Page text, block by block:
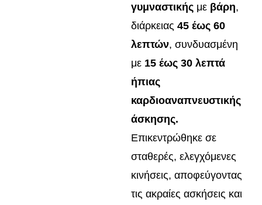
γυμναστικής με βάρη,
διάρκειας 45 έως 60
λεπτών, συνδυασμένη
με 15 έως 30 λεπτά
ήπιας
καρδιοαναπνευστικής
άσκησης.
Επικεντρώθηκε σε
σταθερές, ελεγχόμενες
κινήσεις, αποφεύγοντας
τις ακραίες ασκήσεις και